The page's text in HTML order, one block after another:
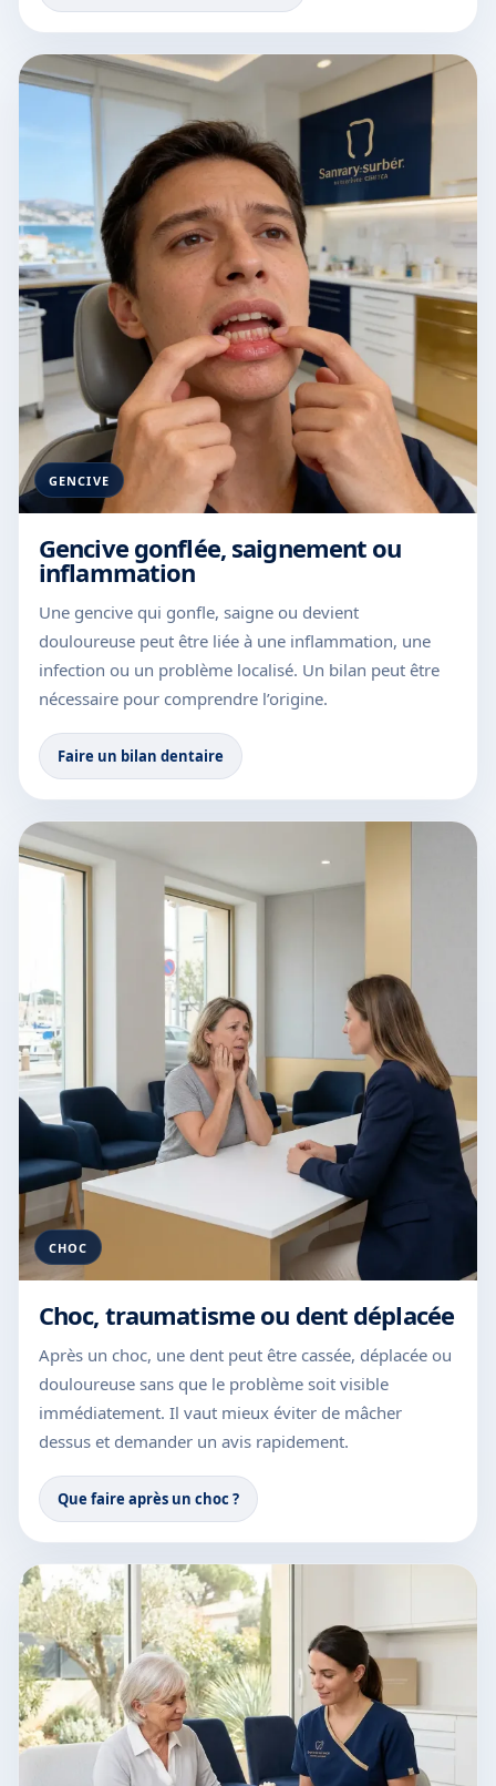
GENCIVE
Gencive gonflée, saignement ou
inflammation
Une gencive qui gonfle, saigne ou devient
douloureuse peut être liée à une inflammation, une
infection ou un problème localisé. Un bilan peut être
nécessaire pour comprendre l’origine.
Faire un bilan dentaire
CHOC
Choc, traumatisme ou dent déplacée
Après un choc, une dent peut être cassée, déplacée ou
douloureuse sans que le problème soit visible
immédiatement. Il vaut mieux éviter de mâcher
dessus et demander un avis rapidement.
Que faire après un choc ?